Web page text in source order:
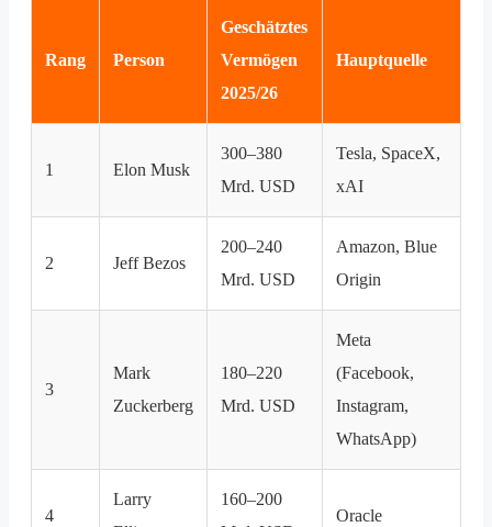
Rang Person
Geschätztes
Vermögen
2025/26
Hauptquelle
1 Elon Musk
300–380
Mrd. USD
Tesla, SpaceX,
xAI
2 Jeff Bezos
200–240
Mrd. USD
Amazon, Blue
Origin
3
Mark
Zuckerberg
180–220
Mrd. USD
Meta
(Facebook,
Instagram,
WhatsApp)
4
Larry
160–200
Oracle